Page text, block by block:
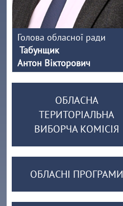
Голова обласної ради
Табунщик
Антон Вікторович
ОБЛАСНА
ТЕРИТОРІАЛЬНА
ВИБОРЧА КОМІСІЯ
ОБЛАСНІ ПРОГРАМИ